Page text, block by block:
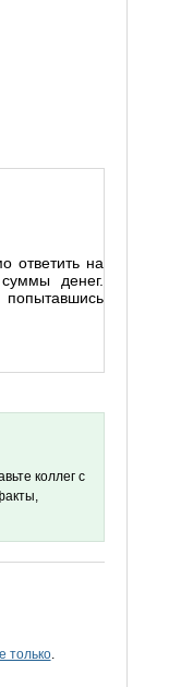
ответить на
денег.
коллег с
только.